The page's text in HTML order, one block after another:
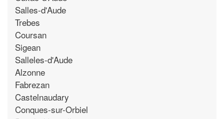
Salles-d'Aude
Trebes
Coursan
Sigean
Salleles-d'Aude
Alzonne
Fabrezan
Castelnaudary
Conques-sur-Orbiel